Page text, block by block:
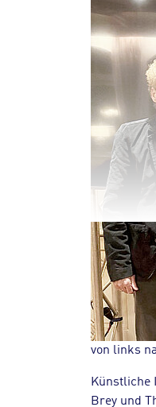
von links
Künstliche
Brey und